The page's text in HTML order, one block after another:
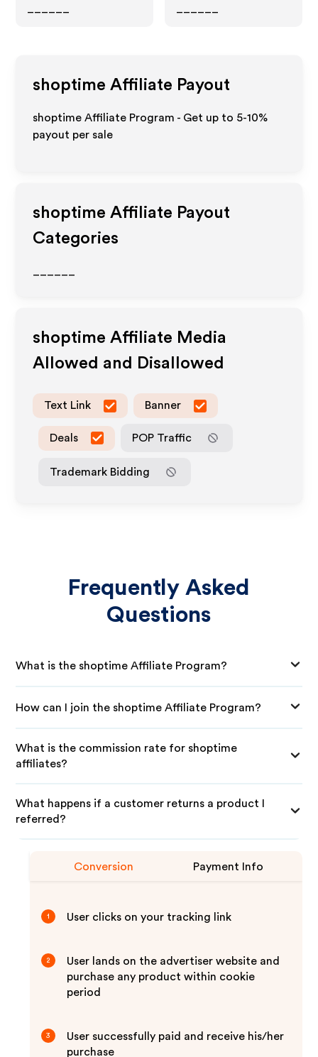
shoptime Affiliate Payout
shoptime Affiliate Program - Get up to 5-10%
payout per sale
shoptime Affiliate Payout
Categories
shoptime Affiliate Media
Allowed and Disallowed
Text Link Banner
Deals POP Traffic
Trademark Bidding
Frequently Asked
Questions
What is the shoptime Affiliate Program?
How can I join the shoptime Affiliate Program?
What is the commission rate for shoptime
affiliates?
What happens if a customer returns a product I
referred?
Conversion Payment Info
1 User clicks on your tracking link
2
User lands on the advertiser website and
purchase any product within cookie
period
3
User successfully paid and receive his/her
purchase